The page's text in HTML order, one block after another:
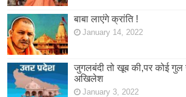
बाबा लाएंगे क्रांति !
January 14, 2022
जुगलबंदी तो खूब की,पर कोई
अखिलेश
January 3, 2022